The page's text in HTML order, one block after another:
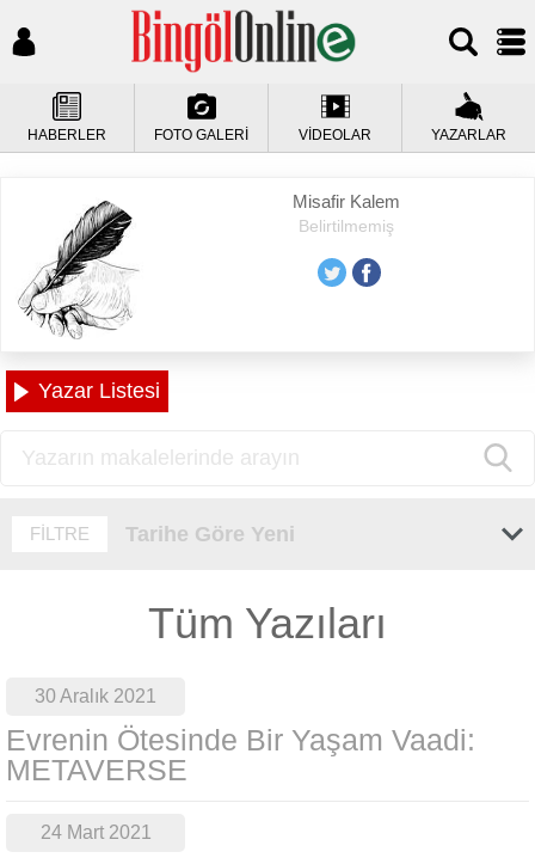
HABERLER FOTO GALERİ VİDEOLAR YAZARLAR
Misafir Kalem
Belirtilmemiş
Yazar Listesi
FİLTRE Tarihe Göre Yeni
Tüm Yazıları
30 Aralık 2021
Evrenin Ötesinde Bir Yaşam Vaadi:
METAVERSE
24 Mart 2021